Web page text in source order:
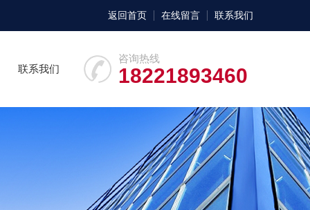
返回首页 在线留言 联系我们
咨询热线
18221893460
联系我们